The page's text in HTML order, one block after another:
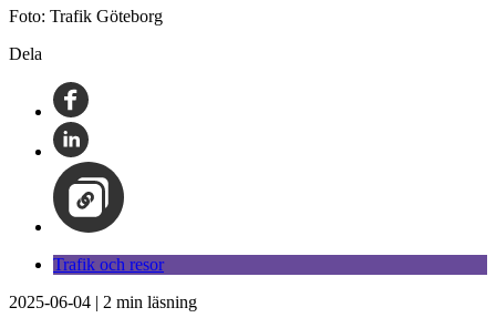
Foto: Trafik Göteborg
Dela
Trafik och resor
2025-06-04 | 2 min läsning